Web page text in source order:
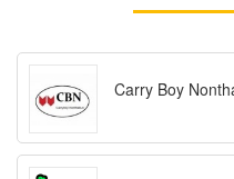
Carry Boy